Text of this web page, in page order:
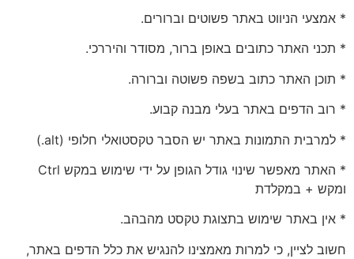
* אמצעי הניווט באתר פשוטים וברורים.
* תכני האתר כתובים באופן ברור, מסודר והיררכי.
* תוכן האתר כתוב בשפה פשוטה וברורה.
* רוב הדפים באתר בעלי מבנה קבוע.
* למרבית התמונות באתר יש הסבר טקסטואלי חלופי (alt.)
* האתר מאפשר שינוי גודל הגופן על ידי שימוש במקש Ctrl
ומקש + במקלדת
* אין באתר שימוש בתצוגת טקסט מהבהב.
חשוב לציין, כי למרות מאמצינו להנגיש את כלל הדפים באתר,